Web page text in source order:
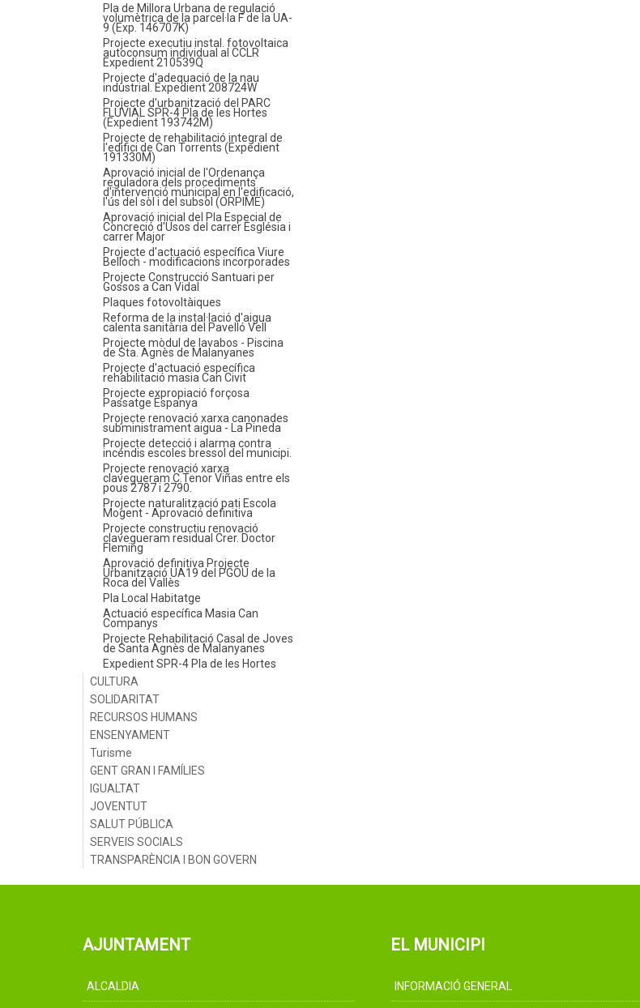
Pla de Millora Urbana de regulació
volumètrica de la parcel·la F de la UA-
9 (Exp. 146707K)
Projecte executiu instal. fotovoltaica
autoconsum individual al CCLR
Expedient 210539Q
Projecte d'adequació de la nau
industrial. Expedient 208724W
Projecte d'urbanització del PARC
FLUVIAL SPR-4 Pla de les Hortes
(Expedient 193742M)
Projecte de rehabilitació integral de
l'edifici de Can Torrents (Expedient
191330M)
Aprovació inicial de l'Ordenança
reguladora dels procediments
d'intervenció municipal en l'edificació,
l'ús del sòl i del subsol (ORPIME)
Aprovació inicial del Pla Especial de
Concreció d'Usos del carrer Església i
carrer Major
Projecte d'actuació específica Viure
Belloch - modificacions incorporades
Projecte Construcció Santuari per
Gossos a Can Vidal
Plaques fotovoltàiques
Reforma de la instal·lació d'aigua
calenta sanitària del Pavelló Vell
Projecte mòdul de lavabos - Piscina
de Sta. Agnès de Malanyanes
Projecte d'actuació específica
rehabilitació masia Can Civit
Projecte expropiació forçosa
Passatge Espanya
Projecte renovació xarxa canonades
subministrament aigua - La Pineda
Projecte detecció i alarma contra
incendis escoles bressol del municipi.
Projecte renovació xarxa
clavegueram C.Tenor Viñas entre els
pous 2787 i 2790.
Projecte naturalització pati Escola
Mogent - Aprovació definitiva
Projecte constructiu renovació
clavegueram residual Crer. Doctor
Fleming
Aprovació definitiva Projecte
Urbanització UA19 del PGOU de la
Roca del Vallès
Pla Local Habitatge
Actuació específica Masia Can
Companys
Projecte Rehabilitació Casal de Joves
de Santa Agnès de Malanyanes
Expedient SPR-4 Pla de les Hortes
CULTURA
SOLIDARITAT
RECURSOS HUMANS
ENSENYAMENT
Turisme
GENT GRAN I FAMÍLIES
IGUALTAT
JOVENTUT
SALUT PÚBLICA
SERVEIS SOCIALS
TRANSPARÈNCIA I BON GOVERN
AJUNTAMENT
ALCALDIA
EL MUNICIPI
INFORMACIÓ GENERAL